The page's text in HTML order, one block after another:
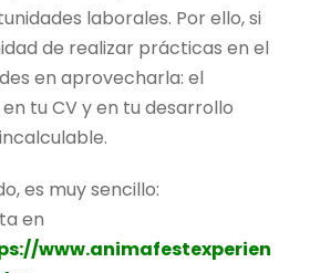
laborales. Por ello, si
de realizar prácticas en el
en aprovecharla: el
tu CV y en tu desarrollo
es muy sencillo:
en
www.animafestexperien